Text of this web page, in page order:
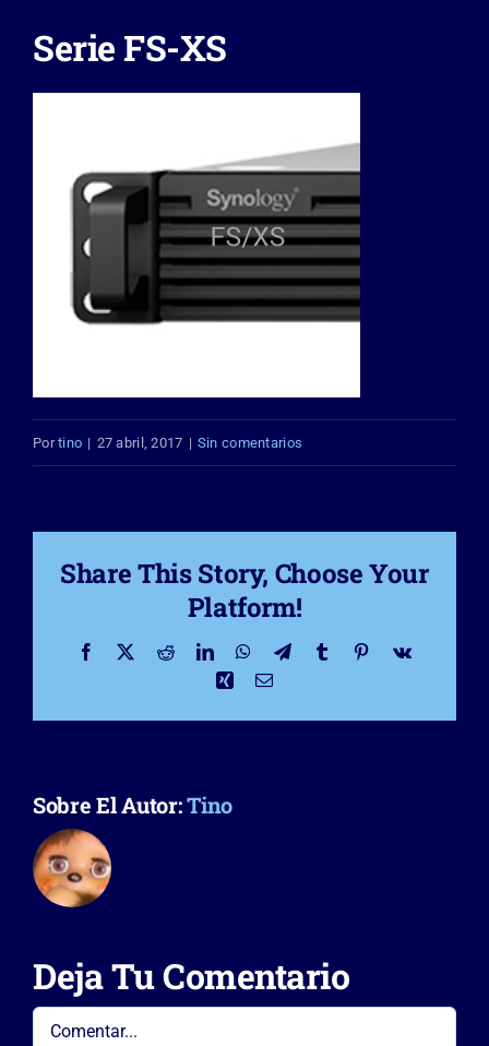
Servicios IT
Captura de Datos
Serie FS-XS
Portino | 27 abril, 2017 | Sin comentarios
Share This Story, Choose Your
Platform!
Facebook RedditLinkedInWhatsApp
TelegramTumblr Pinterest
Vk
XingCorreo
Sobre El Autor:Tino
Deja Tu Comentario
Comentar